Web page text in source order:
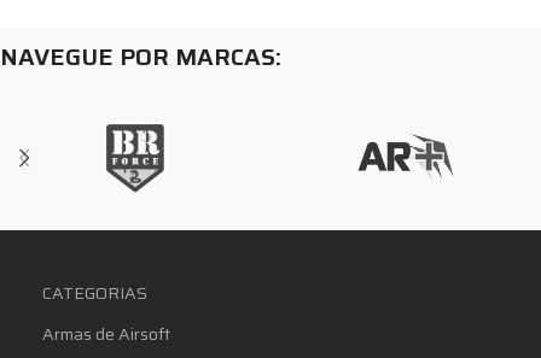
NAVEGUE POR MARCAS:
CATEGORIAS
Armas de Airsoft